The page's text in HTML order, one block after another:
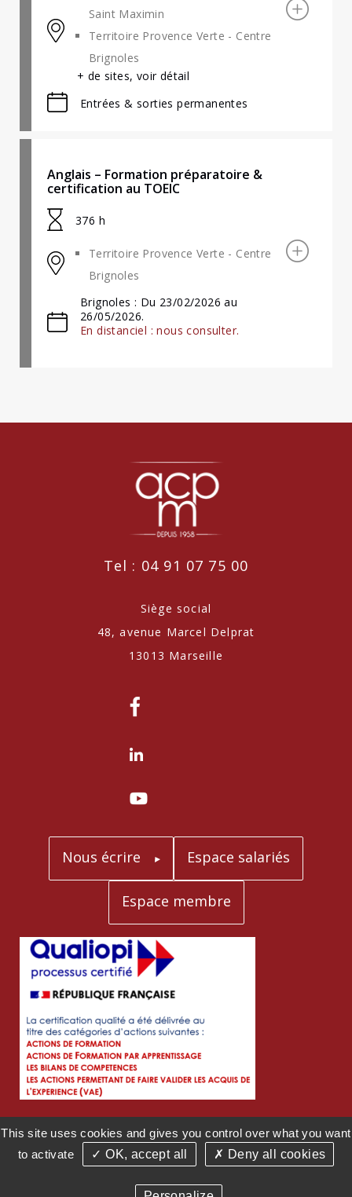
Saint Maximin
Territoire Provence Verte - Centre
Brignoles
+ de sites, voir détail
Entrées & sorties permanentes
Anglais – Formation préparatoire &
certification au TOEIC
376 h
Territoire Provence Verte - Centre
Brignoles
Brignoles : Du 23/02/2026 au
26/05/2026.
En distanciel : nous consulter.
Tel : 04 91 07 75 00
Siège social
48, avenue Marcel Delprat
13013 Marseille
Nous écrire Espace salariés
Espace membre
Cliquez sur le logo pour accéder au certificat
This site uses cookies and gives you control over what you want
to activate
✓ OK, accept all ✗ Deny all cookies